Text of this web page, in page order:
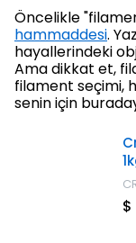
Öncelikle
hammaddesi.
hayallerindeki
Ama dikkat et,
filament seçimi,
senin için
$